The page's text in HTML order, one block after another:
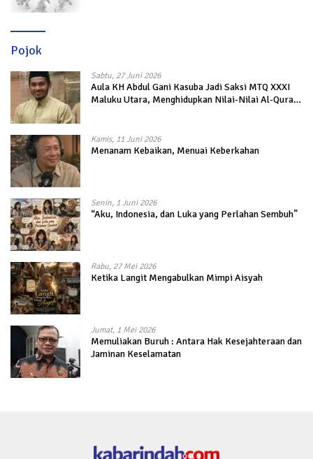
Pojok
Sabtu, 27 Juni 2026
Aula KH Abdul Gani Kasuba Jadi Saksi MTQ XXXI
Maluku Utara, Menghidupkan Nilai-Nilai Al-Quran
Kamis, 11 Juni 2026
Menanam Kebaikan, Menuai Keberkahan
Senin, 1 Juni 2026
“Aku, Indonesia, dan Luka yang Perlahan Sembuh”
Rabu, 27 Mei 2026
Ketika Langit Mengabulkan Mimpi Aisyah
Jumat, 1 Mei 2026
Memuliakan Buruh : Antara Hak Kesejahteraan dan
Jaminan Keselamatan